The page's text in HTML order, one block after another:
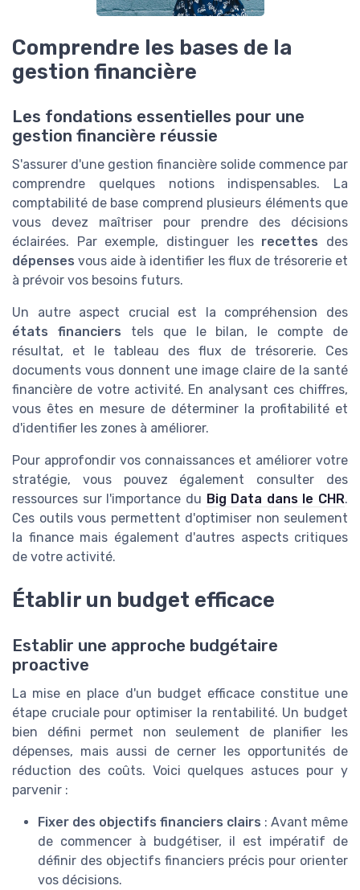
Comprendre les bases de la
gestion financière
Les fondations essentielles pour une
gestion financière réussie
S'assurer d'une gestion financière solide commence par
comprendre quelques notions indispensables. La
comptabilité de base comprend plusieurs éléments que
vous devez maîtriser pour prendre des décisions
éclairées. Par exemple, distinguer les recettes des
dépenses vous aide à identifier les flux de trésorerie et
à prévoir vos besoins futurs.
Un autre aspect crucial est la compréhension des
états financiers tels que le bilan, le compte de
résultat, et le tableau des flux de trésorerie. Ces
documents vous donnent une image claire de la santé
financière de votre activité. En analysant ces chiffres,
vous êtes en mesure de déterminer la profitabilité et
d'identifier les zones à améliorer.
Pour approfondir vos connaissances et améliorer votre
stratégie, vous pouvez également consulter des
ressources sur l'importance du Big Data dans le CHR.
Ces outils vous permettent d'optimiser non seulement
la finance mais également d'autres aspects critiques
de votre activité.
Établir un budget efficace
Establir une approche budgétaire
proactive
La mise en place d'un budget efficace constitue une
étape cruciale pour optimiser la rentabilité. Un budget
bien défini permet non seulement de planifier les
dépenses, mais aussi de cerner les opportunités de
réduction des coûts. Voici quelques astuces pour y
parvenir :
Fixer des objectifs financiers clairs : Avant même
de commencer à budgétiser, il est impératif de
définir des objectifs financiers précis pour orienter
vos décisions.